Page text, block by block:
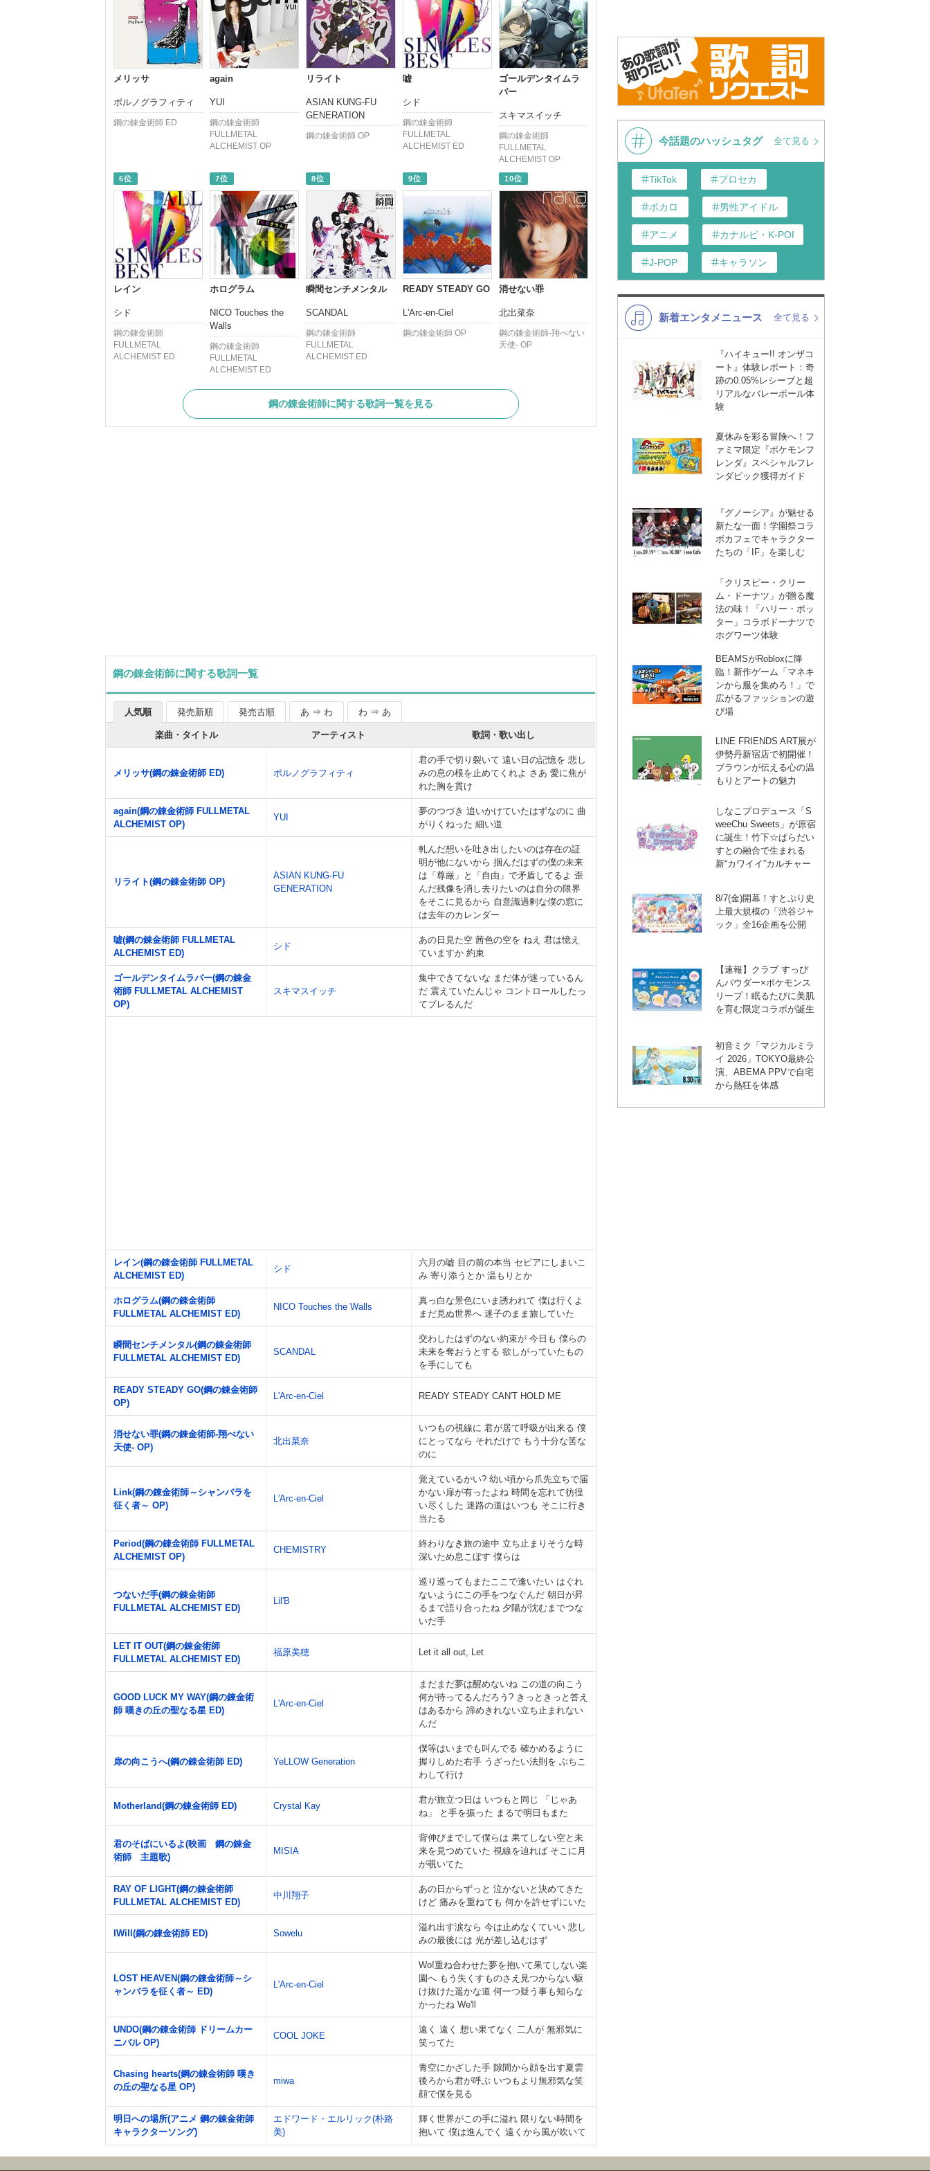
メリッサ
ポルノグラフィティ
鋼の錬金術師 ED
again
YUI
鋼の錬金術師
FULLMETAL
ALCHEMIST OP
リライト
ASIAN KUNG-FU
GENERATION
鋼の錬金術師 OP
嘘
シド
鋼の錬金術師
FULLMETAL
ALCHEMIST ED
ゴールデンタイムラ
バー
スキマスイッチ
鋼の錬金術師
FULLMETAL
ALCHEMIST OP
6位
レイン
シド
鋼の錬金術師
FULLMETAL
ALCHEMIST ED
7位
ホログラム
NICO Touches the
Walls
鋼の錬金術師
FULLMETAL
ALCHEMIST ED
8位
瞬間センチメンタル
SCANDAL
鋼の錬金術師
FULLMETAL
ALCHEMIST ED
9位
READY STEADY GO
L'Arc-en-Ciel
鋼の錬金術師 OP
10位
消せない罪
北出菜奈
鋼の錬金術師-翔べない
天使- OP
鋼の錬金術師に関する歌詞一覧を見る
鋼の錬金術師に関する歌詞一覧
人気順 発売新順 発売古順 あ ⇒ わ わ ⇒ あ
楽曲・タイトル アーティスト 歌詞・歌い出し
メリッサ(鋼の錬金術師 ED) ポルノグラフィティ
君の手で切り裂いて 遠い日の記憶を 悲し
みの息の根を止めてくれよ さあ 愛に焦が
れた胸を貫け
again(鋼の錬金術師 FULLMETAL
ALCHEMIST OP)
YUI
夢のつづき 追いかけていたはずなのに 曲
がりくねった 細い道
リライト(鋼の錬金術師 OP)
ASIAN KUNG-FU
GENERATION
軋んだ想いを吐き出したいのは存在の証
明が他にないから 掴んだはずの僕の未来
は「尊厳」と「自由」で矛盾してるよ 歪
んだ残像を消し去りたいのは自分の限界
をそこに見るから 自意識過剰な僕の窓に
は去年のカレンダー
嘘(鋼の錬金術師 FULLMETAL
ALCHEMIST ED)
シド
あの日見た空 茜色の空を ねえ 君は憶え
ていますか 約束
ゴールデンタイムラバー(鋼の錬金
術師 FULLMETAL ALCHEMIST
OP)
スキマスイッチ
集中できてないな まだ体が迷っているん
だ 震えていたんじゃ コントロールしたっ
てブレるんだ
レイン(鋼の錬金術師 FULLMETAL
ALCHEMIST ED)
シド
六月の嘘 目の前の本当 セピアにしまいこ
み 寄り添うとか 温もりとか
ホログラム(鋼の錬金術師
FULLMETAL ALCHEMIST ED)
NICO Touches the Walls
真っ白な景色にいま誘われて 僕は行くよ
まだ見ぬ世界へ 迷子のまま旅していた
瞬間センチメンタル(鋼の錬金術師
FULLMETAL ALCHEMIST ED)
SCANDAL
交わしたはずのない約束が 今日も 僕らの
未来を奪おうとする 欲しがっていたもの
を手にしても
READY STEADY GO(鋼の錬金術師
OP)
L'Arc-en-Ciel READY STEADY CAN'T HOLD ME
消せない罪(鋼の錬金術師-翔べない
天使- OP)
北出菜奈
いつもの視線に 君が居て呼吸が出来る 僕
にとってなら それだけで もう十分な筈な
のに
Link(鋼の錬金術師～シャンバラを
征く者～ OP)
L'Arc-en-Ciel
覚えているかい? 幼い頃から爪先立ちで届
かない扉が有ったよね 時間を忘れて彷徨
い尽くした 迷路の道はいつも そこに行き
当たる
Period(鋼の錬金術師 FULLMETAL
ALCHEMIST OP)
CHEMISTRY
終わりなき旅の途中 立ち止まりそうな時
深いため息こぼす 僕らは
つないだ手(鋼の錬金術師
FULLMETAL ALCHEMIST ED)
Lil'B
巡り巡ってもまたここで逢いたい はぐれ
ないようにこの手をつなぐんだ 朝日が昇
るまで語り合ったね 夕陽が沈むまでつな
いだ手
LET IT OUT(鋼の錬金術師
FULLMETAL ALCHEMIST ED)
福原美穂 Let it all out, Let
GOOD LUCK MY WAY(鋼の錬金術
師 嘆きの丘の聖なる星 ED)
L'Arc-en-Ciel
まだまだ夢は醒めないね この道の向こう
何が待ってるんだろう? きっときっと答え
はあるから 諦めきれない立ち止まれない
んだ
扉の向こうへ(鋼の錬金術師 ED) YeLLOW Generation
僕等はいまでも叫んでる 確かめるように
握りしめた右手 うざったい法則を ぶちこ
わして行け
Motherland(鋼の錬金術師 ED) Crystal Kay
君が旅立つ日は いつもと同じ 「じゃあ
ね」 と手を振った まるで明日もまた
君のそばにいるよ(映画 鋼の錬金
術師 主題歌)
MISIA
背伸びまでして僕らは 果てしない空と未
来を見つめていた 視線を辿れば そこに月
が覗いてた
RAY OF LIGHT(鋼の錬金術師
FULLMETAL ALCHEMIST ED)
中川翔子
あの日からずっと 泣かないと決めてきた
けど 痛みを重ねても 何かを許せずにいた
IWill(鋼の錬金術師 ED) Sowelu
溢れ出す涙なら 今は止めなくていい 悲し
みの最後には 光が差し込むはず
LOST HEAVEN(鋼の錬金術師～シ
ャンバラを征く者～ ED)
L'Arc-en-Ciel
Wo!重ね合わせた夢を抱いて果てしない楽
園へ もう失くすものさえ見つからない駆
け抜けた遥かな道 何一つ疑う事も知らな
かったね We'll
UNDO(鋼の錬金術師 ドリームカー
ニバル OP)
COOL JOKE
遠く 遠く 想い果てなく 二人が 無邪気に
笑ってた
Chasing hearts(鋼の錬金術師 嘆き
の丘の聖なる星 OP)
miwa
青空にかざした手 隙間から顔を出す夏雲
後ろから君が呼ぶ いつもより無邪気な笑
顔で僕を見る
明日への場所(アニメ 鋼の錬金術師
キャラクターソング)
エドワード・エルリック(朴路
美)
輝く世界がこの手に溢れ 限りない時間を
抱いて 僕は進んでく 遠くから風が吹いて
今話題のハッシュタグ 全て見る
TikTok プロセカ
ボカロ 男性アイドル
アニメ カナルビ・K-POP和訳
J-POP キャラソン
K-POP バンド
VTuber ディズニー
新着エンタメニュース 全て見る
『ハイキュー!! オンザコ
ート』体験レポート：奇
跡の0.05%レシーブと超
リアルなバレーボール体
験
夏休みを彩る冒険へ！フ
ァミマ限定『ポケモンフ
レンダ』スペシャルフレ
ンダピック獲得ガイド
『グノーシア』が魅せる
新たな一面！学園祭コラ
ボカフェでキャラクター
たちの「IF」を楽しむ
「クリスピー・クリー
ム・ドーナツ」が贈る魔
法の味！「ハリー・ポッ
ター」コラボドーナツで
ホグワーツ体験
BEAMSがRobloxに降
臨！新作ゲーム「マネキ
ンから服を集めろ！」で
広がるファッションの遊
び場
LINE FRIENDS ART展が
伊勢丹新宿店で初開催！
ブラウンが伝える心の温
もりとアートの魅力
しなこプロデュース「S
weeChu Sweets」が原宿
に誕生！竹下☆ぱらだい
すとの融合で生まれる
新“カワイイ”カルチャー
8/7(金)開幕！すとぷり史
上最大規模の「渋谷ジャ
ック」全16企画を公開
【速報】クラブ すっぴ
んパウダー×ポケモンス
リープ！眠るたびに美肌
を育む限定コラボが誕生
初音ミク「マジカルミラ
イ 2026」TOKYO最終公
演、ABEMA PPVで自宅
から熱狂を体感